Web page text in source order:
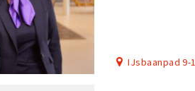
IJsbaanpad 9-